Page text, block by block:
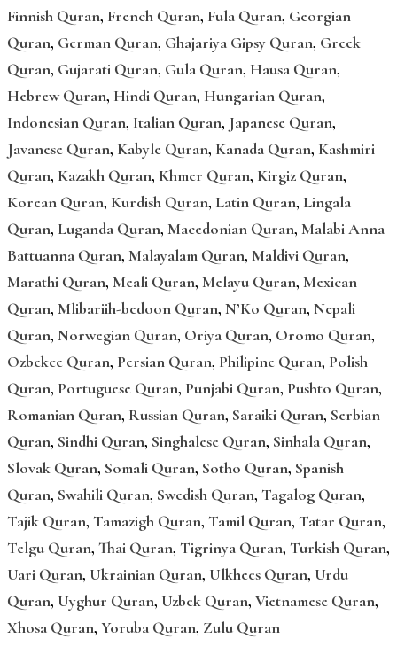
Finnish Quran, French Quran, Fula Quran, Georgian
Quran, German Quran, Ghajariya Gipsy Quran, Greek
Quran, Gujarati Quran, Gula Quran, Hausa Quran,
Hebrew Quran, Hindi Quran, Hungarian Quran,
Indonesian Quran, Italian Quran, Japanese Quran,
Javanese Quran, Kabyle Quran, Kanada Quran, Kashmiri
Quran, Kazakh Quran, Khmer Quran, Kirgiz Quran,
Korean Quran, Kurdish Quran, Latin Quran, Lingala
Quran, Luganda Quran, Macedonian Quran, Malabi Anna
Battuanna Quran, Malayalam Quran, Maldivi Quran,
Marathi Quran, Meali Quran, Melayu Quran, Mexican
Quran, Mlibariih-bedoon Quran, N’Ko Quran, Nepali
Quran, Norwegian Quran, Oriya Quran, Oromo Quran,
Ozbekce Quran, Persian Quran, Philipine Quran, Polish
Quran, Portuguese Quran, Punjabi Quran, Pushto Quran,
Romanian Quran, Russian Quran, Saraiki Quran, Serbian
Quran, Sindhi Quran, Singhalese Quran, Sinhala Quran,
Slovak Quran, Somali Quran, Sotho Quran, Spanish
Quran, Swahili Quran, Swedish Quran, Tagalog Quran,
Tajik Quran, Tamazigh Quran, Tamil Quran, Tatar Quran,
Telgu Quran, Thai Quran, Tigrinya Quran, Turkish Quran,
Uari Quran, Ukrainian Quran, Ulkhees Quran, Urdu
Quran, Uyghur Quran, Uzbek Quran, Vietnamese Quran,
Xhosa Quran, Yoruba Quran, Zulu Quran